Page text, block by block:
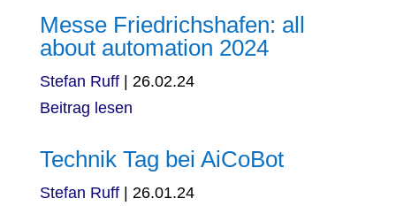
Messe Friedrichshafen: all
about automation 2024
Stefan Ruff
26.02.24
Beitrag lesen
Technik Tag bei AiCoBot
Stefan Ruff
26.01.24